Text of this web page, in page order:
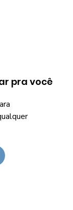
pra você